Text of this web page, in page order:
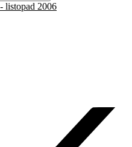
listopad 2006